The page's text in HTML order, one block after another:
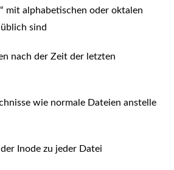
mit alphabetischen oder oktalen
sind
nach der Zeit der letzten
wie normale Dateien anstelle
Inode zu jeder Datei